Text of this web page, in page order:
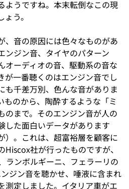
ようですね。本末転倒なこの現
う。
、音の原因には色々なものがあ
ンジン音、タイヤのパターン
オーディオの音、駆動系の音な
が一番聴くのはエンジン音でし
も千差万別、色んな音がありま
ものから、陶酔するような「ミ
のまで。そのエンジン音が人の
した面白いデータがあります
）。これは、超富裕層を顧客に
Hiscox社が行ったものですが、
ランボルギーニ、フェラーリの
ジン音を聴かせ、唾液に含まれ
測定しました。イタリア車がエ